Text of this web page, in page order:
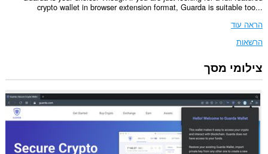
crypto wallet in browser extension format, Guarda is suitable too...
הראה עוד
הרשאות
הרחבה
זו
לגשת
למידע
בכל
אתרי
האינטרנט.
צילומי מסך